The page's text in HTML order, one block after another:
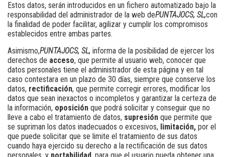
Estos datos, serán introducidos en un fichero automatizado bajo la
responsabilidad del administrador de la web dePUNTAJOCS, SL,con
la finalidad de poder facilitar, agilizar y cumplir los compromisos
establecidos entre ambas partes.
Asimismo,PUNTAJOCS, SL, informa de la posibilidad de ejercer los
derechos de acceso, que permite al usuario web, conocer que
datos personales tiene el administrador de esta página y en tal
caso contestara en un plazo de 30 días, siempre que conserve los
datos, rectificación, que permite corregir errores, modificar los
datos que sean inexactos o incompletos y garantizar la certeza de
la información, oposición que podrá solicitar y conseguir que no
lleve a cabo el tratamiento de datos, supresión que permite que
se supriman los datos inadecuados o excesivos, limitación, por el
que puede solicitar que se limite el tratamiento de sus datos
cuando haya ejercido su derecho a la rectificación de sus datos